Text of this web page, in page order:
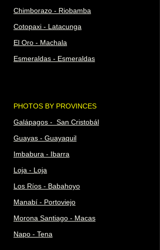
PHOTOS BY PROVINCES
Galápagos - San Cristobál
Guayas - Guayaquil
Imbabura - Ibarra
Loja - Loja
Los Ríos - Babahoyo
Manabí - Portoviejo
Morona Santiago - Macas
Napo - Tena
Chimborazo - Riobamba
Cotopaxi - Latacunga
El Oro - Machala
Esmeraldas - Esmeraldas